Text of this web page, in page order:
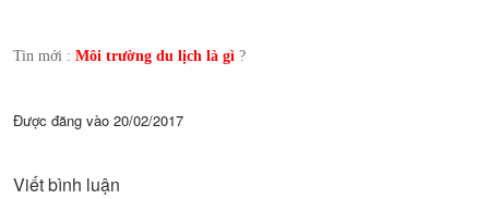
Tin mới : Môi trường du lịch là gì ?
Được đăng vào 20/02/2017
Viết bình luận